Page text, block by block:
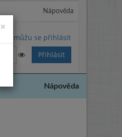
Nápověda
Nemůžu se přihlásit
Nápověda
×